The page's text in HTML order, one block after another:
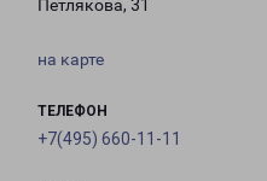
Петлякова, 31
на карте
ТЕЛЕФОН
+7(495) 660-11-11